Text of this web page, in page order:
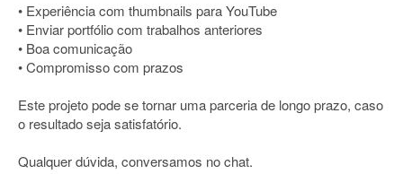
• Experiência com thumbnails para YouTube
• Enviar portfólio com trabalhos anteriores
• Boa comunicação
• Compromisso com prazos
Este projeto pode se tornar uma parceria de longo prazo, caso
o resultado seja satisfatório.
Qualquer dúvida, conversamos no chat.